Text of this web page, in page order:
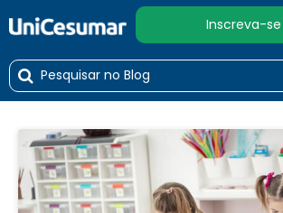
Inscreva-se